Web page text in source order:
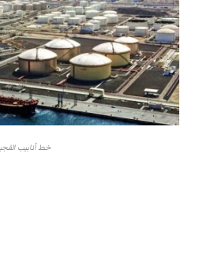
خط أنابيب